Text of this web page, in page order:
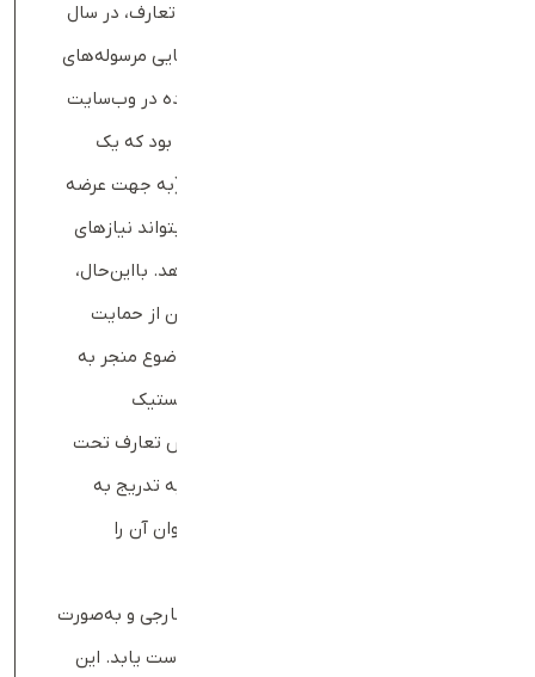
وحید اسماعیلی و رضا ترابی، بنیان‌گذاران تعارف، در سال
۱۳۹۵ شرکت تارا سامانه را با هدف جابه‌جایی مرسوله‌های
فروشگاه‌ها و عرضه محصولات تخفیف‌خورده در وب‌سایت
خود تأسیس کردند. هدف اولیه آن‌ها این بود که یک
مارکت‌پلیس (به نام تار آف) ایجاد کنند (به جهت عرضه
محصولات تخفیف‌خورده یا آف‌خورده) که بتواند نیازهای
متنوع فروشگاه‌ها و مشتریان را پوشش دهد. بااین‌حال،
در مراحل اولیه، اسپانسرها و سرمایه‌گذاران از حمایت
مالی این پروژه خودداری کردند و همین موضوع منجر به
تغییر رویکرد و تمرکز شرکت بروی حوزه لجستیک
خرده‌فروشی شد. پس از آن، از مارکت‌پلیس تعارف تحت
عنوان تار آف، تنها اسمش باقی ماند که به تدریج به
تعارف تبدیل شد و مشتریان تحت این عنوان آن را
تعارف در این مسیر بدون جذب سرمایه خارجی و به‌صورت
بوت‌استرپ توانست به رشد قابل‌توجهی دست یابد. این